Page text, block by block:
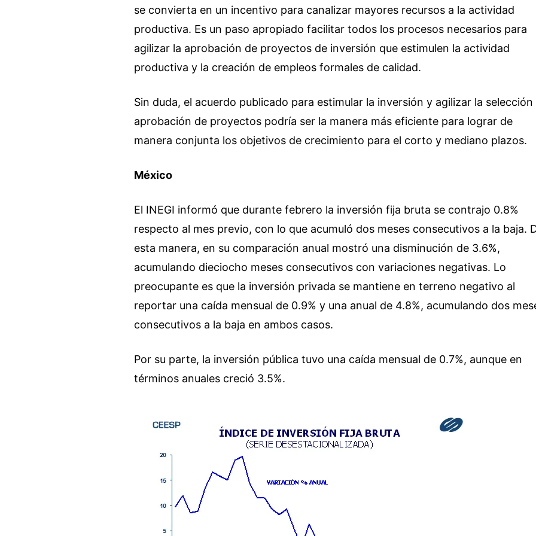
se convierta en un incentivo para canalizar mayores recursos a la actividad
productiva. Es un paso apropiado facilitar todos los procesos necesarios para
agilizar la aprobación de proyectos de inversión que estimulen la actividad
productiva y la creación de empleos formales de calidad.
Sin duda, el acuerdo publicado para estimular la inversión y agilizar la selección
aprobación de proyectos podría ser la manera más eficiente para lograr de
manera conjunta los objetivos de crecimiento para el corto y mediano plazos.
México
El INEGI informó que durante febrero la inversión fija bruta se contrajo 0.8%
respecto al mes previo, con lo que acumuló dos meses consecutivos a la baja.
esta manera, en su comparación anual mostró una disminución de 3.6%,
acumulando dieciocho meses consecutivos con variaciones negativas. Lo
preocupante es que la inversión privada se mantiene en terreno negativo al
reportar una caída mensual de 0.9% y una anual de 4.8%, acumulando dos
consecutivos a la baja en ambos casos.
Por su parte, la inversión pública tuvo una caída mensual de 0.7%, aunque en
términos anuales creció 3.5%.